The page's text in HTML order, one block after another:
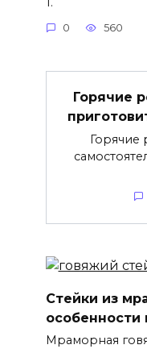
0 560
Горячие
Горячие
Стейки из
особенности
Мраморная